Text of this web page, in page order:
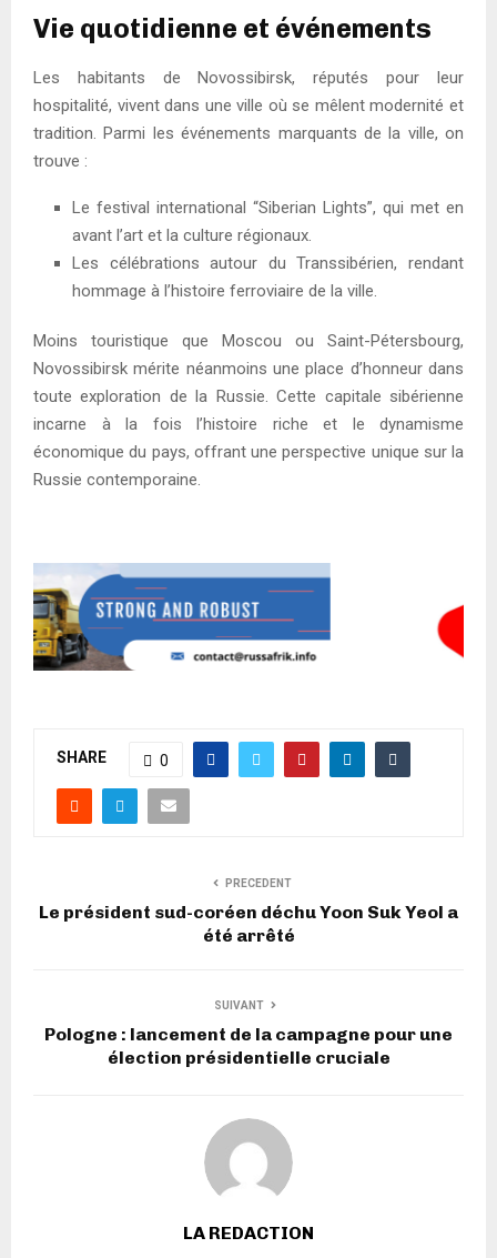
Vie quotidienne et événements
Les habitants de Novossibirsk, réputés pour leur
hospitalité, vivent dans une ville où se mêlent modernité et
tradition. Parmi les événements marquants de la ville, on
trouve :
Le festival international “Siberian Lights”, qui met en
avant l’art et la culture régionaux.
Les célébrations autour du Transsibérien, rendant
hommage à l’histoire ferroviaire de la ville.
Moins touristique que Moscou ou Saint-Pétersbourg,
Novossibirsk mérite néanmoins une place d’honneur dans
toute exploration de la Russie. Cette capitale sibérienne
incarne à la fois l’histoire riche et le dynamisme
économique du pays, offrant une perspective unique sur la
Russie contemporaine.
SHARE 0
PRECEDENT
Le président sud-coréen déchu Yoon Suk Yeol a
été arrêté
SUIVANT
Pologne : lancement de la campagne pour une
élection présidentielle cruciale
LA REDACTION